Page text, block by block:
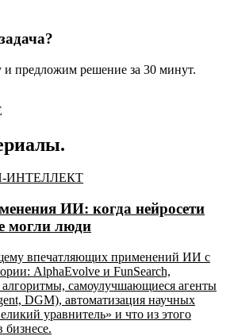
и предложим решение за 30 минут.
ИНТЕЛЛЕКТ
ИИ: когда нейросети
могли люди
впечатляющих применений ИИ с
AlphaEvolve и FunSearch,
самоулучшающиеся агенты
DGM), автоматизация научных
уравнитель» и что из этого